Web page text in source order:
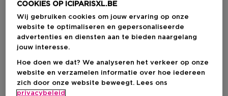
Kies je kleur
COOKIES OP ICIPARISXL.BE
Wij gebruiken cookies om jouw ervaring op onze
website te optimaliseren en gepersonaliseerde
advertenties en diensten aan te bieden naargelang
jouw interesse.
Hoe doen we dat? We analyseren het verkeer op onze
website en verzamelen informatie over hoe iedereen
zich door onze website beweegt. Lees ons
privacybeleid